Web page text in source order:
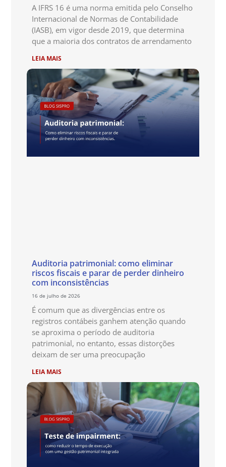
A IFRS 16 é uma norma emitida pelo Conselho
Internacional de Normas de Contabilidade
(IASB), em vigor desde 2019, que determina
que a maioria dos contratos de arrendamento
LEIA MAIS
Auditoria patrimonial: como eliminar
riscos fiscais e parar de perder dinheiro
com inconsistências
16 de julho de 2026
É comum que as divergências entre os
registros contábeis ganhem atenção quando
se aproxima o período de auditoria
patrimonial, no entanto, essas distorções
deixam de ser uma preocupação
LEIA MAIS